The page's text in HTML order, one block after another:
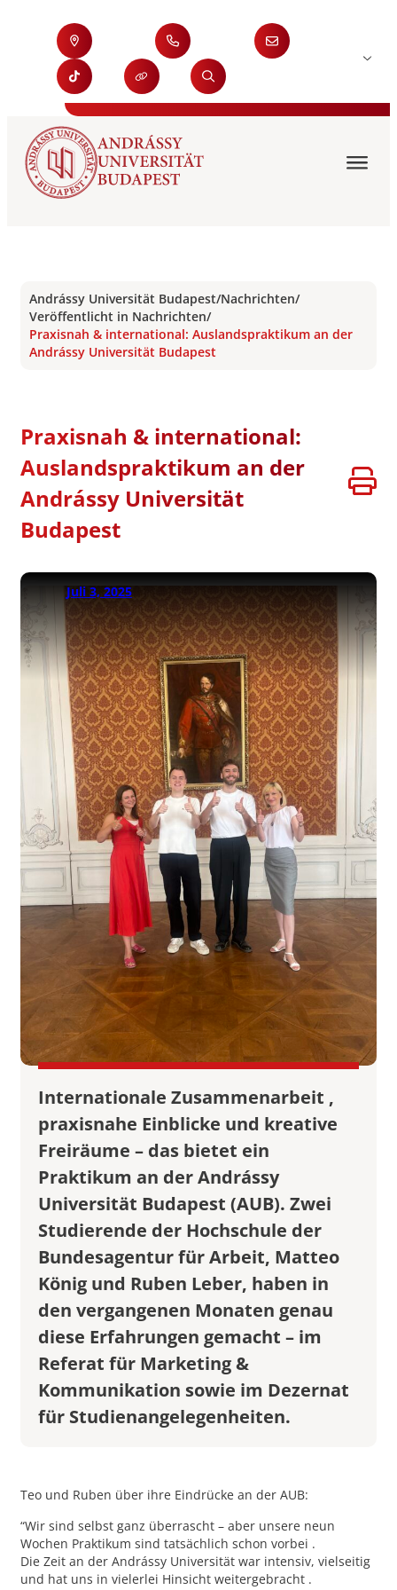
Andrássy Universität Budapest/Nachrichten/
Veröffentlicht in Nachrichten/
Praxisnah & international: Auslandspraktikum an der
Andrássy Universität Budapest
Praxisnah & international:
Auslandspraktikum an der
Andrássy Universität
Budapest
Juli 3, 2025
Internationale Zusammenarbeit ,
praxisnahe Einblicke und kreative
Freiräume – das bietet ein
Praktikum an der Andrássy
Universität Budapest (AUB). Zwei
Studierende der Hochschule der
Bundesagentur für Arbeit, Matteo
König und Ruben Leber, haben in
den vergangenen Monaten genau
diese Erfahrungen gemacht – im
Referat für Marketing &
Kommunikation sowie im Dezernat
für Studienangelegenheiten.
Teo und Ruben über ihre Eindrücke an der AUB:
“Wir sind selbst ganz überrascht – aber unsere neun
Wochen Praktikum sind tatsächlich schon vorbei .
Die Zeit an der Andrássy Universität war intensiv, vielseitig
und hat uns in vielerlei Hinsicht weitergebracht .